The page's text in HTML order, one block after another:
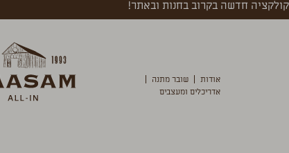
קולקציה חדשה בקרוב בחנות ובאתר!
אודות
שובר מתנה
אדריכלים ומעצבים